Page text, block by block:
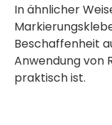
In ähnlicher
Beschaffenheit
Anwendung von
praktisch ist.